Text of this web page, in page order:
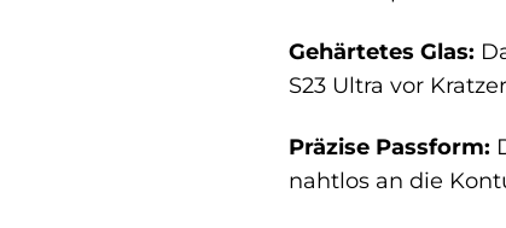
Gehärtetes Glas:
S23 Ultra vor
Präzise Passform:
nahtlos an die